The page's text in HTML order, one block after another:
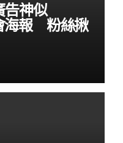
告神似
海報 粉絲揪